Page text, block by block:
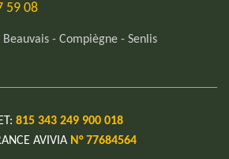
59 08
- Compiègne - Senlis
815 343 249 900 018
AVIVIA N° 77684564